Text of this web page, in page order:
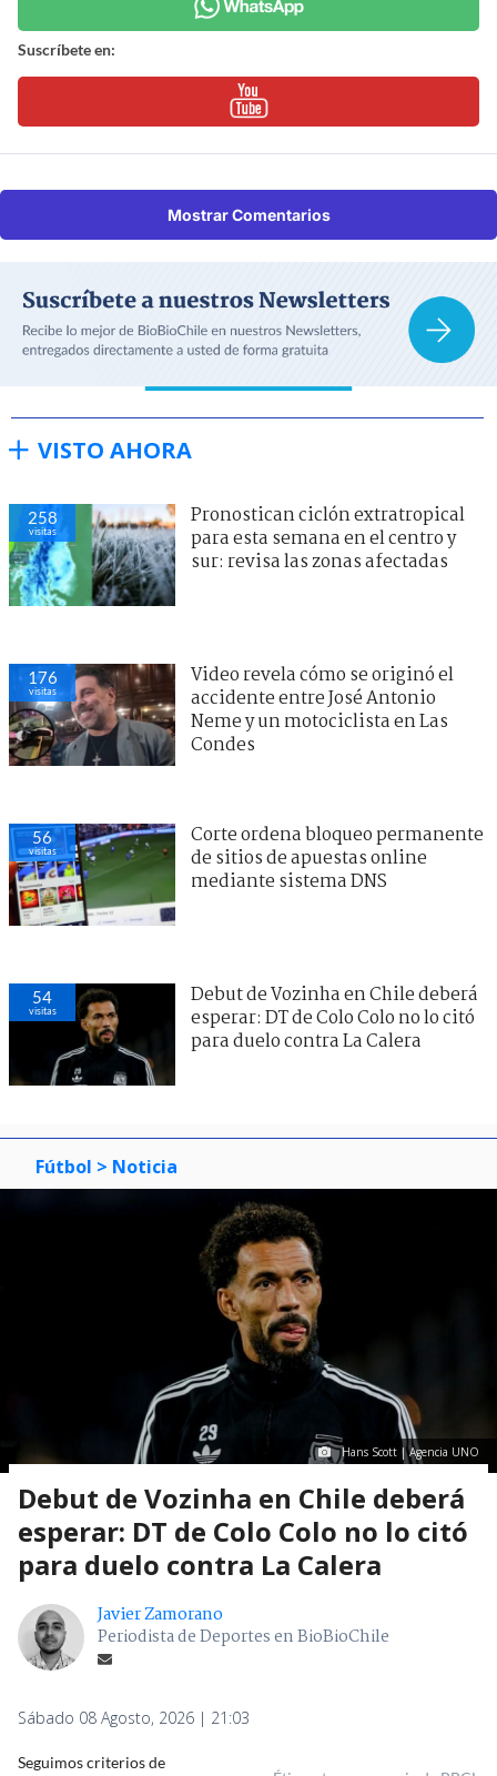
Suscríbete en:
Mostrar Comentarios
VISTO AHORA
258
visitas
Pronostican ciclón extratropical
para esta semana en el centro y
sur: revisa las zonas afectadas
176
visitas
Video revela cómo se originó el
accidente entre José Antonio
Neme y un motociclista en Las
Condes
56
visitas
Corte ordena bloqueo permanente
de sitios de apuestas online
mediante sistema DNS
54
visitas
Debut de Vozinha en Chile deberá
esperar: DT de Colo Colo no lo citó
para duelo contra La Calera
Fútbol > Noticia
Hans Scott | Agencia UNO
Debut de Vozinha en Chile deberá
esperar: DT de Colo Colo no lo citó
para duelo contra La Calera
Javier Zamorano
Periodista de Deportes en BioBioChile
Sábado 08 Agosto, 2026 | 21:03
Seguimos criterios de